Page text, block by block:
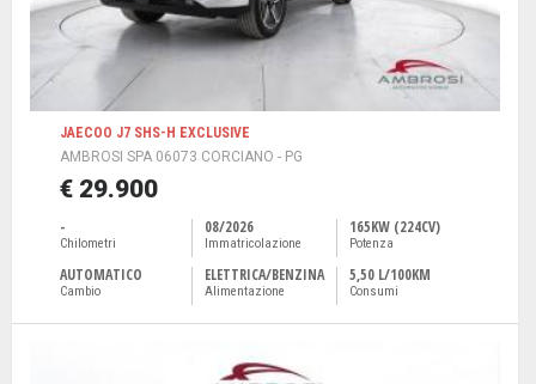
JAECOO J7 SHS-H EXCLUSIVE
AMBROSI SPA 06073 CORCIANO - PG
€ 29.900
-
Chilometri
08/2026
Immatricolazione
165KW (224CV)
Potenza
AUTOMATICO
Cambio
ELETTRICA/BENZINA
Alimentazione
5,50 L/100KM
Consumi